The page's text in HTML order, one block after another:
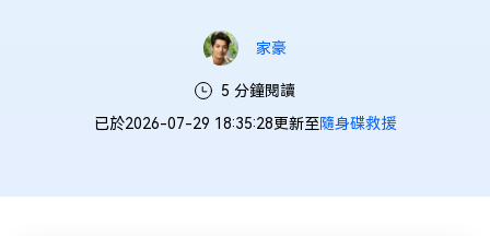
家豪
5 分鐘閱讀
已於2026-07-29 18:35:28更新至隨身碟救援